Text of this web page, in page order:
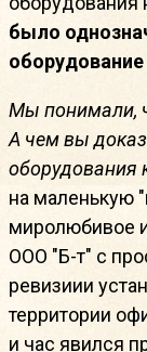
было
Мы понимали,
А чем вы
оборудования
на маленькую
миролюбивое
ООО "Б-т" с
ревизиии
территории
и час явился